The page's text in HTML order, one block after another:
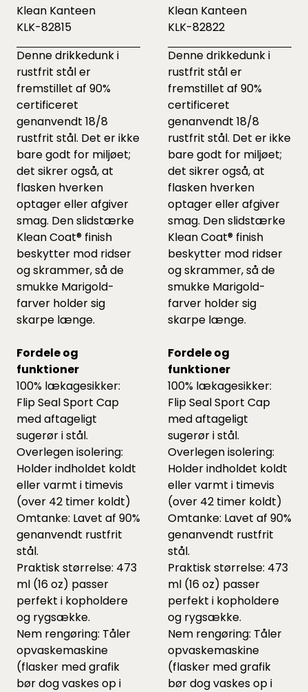
Klean Kanteen
KLK-82815
Denne drikkedunk i
rustfrit stål er
fremstillet af 90%
certificeret
genanvendt 18/8
rustfrit stål. Det er ikke
bare godt for miljøet;
det sikrer også, at
flasken hverken
optager eller afgiver
smag. Den slidstærke
Klean Coat® finish
beskytter mod ridser
og skrammer, så de
smukke Marigold-
farver holder sig
skarpe længe.
Fordele og
funktioner
100% lækagesikker:
Flip Seal Sport Cap
med aftageligt
sugerør i stål.
Overlegen isolering:
Holder indholdet koldt
eller varmt i timevis
(over 42 timer koldt)
Omtanke: Lavet af 90%
genanvendt rustfrit
stål.
Praktisk størrelse: 473
ml (16 oz) passer
perfekt i kopholdere
og rygsække.
Nem rengøring: Tåler
opvaskemaskine
(flasker med grafik
bør dog vaskes op i
Klean Kanteen
KLK-82822
Denne drikkedunk i
rustfrit stål er
fremstillet af 90%
certificeret
genanvendt 18/8
rustfrit stål. Det er ikke
bare godt for miljøet;
det sikrer også, at
flasken hverken
optager eller afgiver
smag. Den slidstærke
Klean Coat® finish
beskytter mod ridser
og skrammer, så de
smukke Marigold-
farver holder sig
skarpe længe.
Fordele og
funktioner
100% lækagesikker:
Flip Seal Sport Cap
med aftageligt
sugerør i stål.
Overlegen isolering:
Holder indholdet koldt
eller varmt i timevis
(over 42 timer koldt)
Omtanke: Lavet af 90%
genanvendt rustfrit
stål.
Praktisk størrelse: 473
ml (16 oz) passer
perfekt i kopholdere
og rygsække.
Nem rengøring: Tåler
opvaskemaskine
(flasker med grafik
bør dog vaskes op i